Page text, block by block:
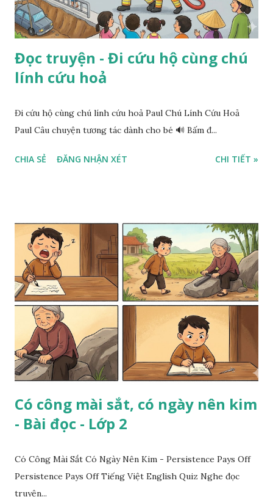
Đọc truyện - Đi cứu hộ cùng chú
lính cứu hoả
Đi cứu hộ cùng chú lính cứu hoả Paul Chú Lính Cứu Hoả
Paul Câu chuyện tương tác dành cho bé 🔊 Bấm đ...
CHIA SẺ ĐĂNG NHẬN XÉT CHI TIẾT »
Có công mài sắt, có ngày nên kim
- Bài đọc - Lớp 2
Có Công Mài Sắt Có Ngày Nên Kim - Persistence Pays Off
Persistence Pays Off Tiếng Việt English Quiz Nghe đọc
truyện...